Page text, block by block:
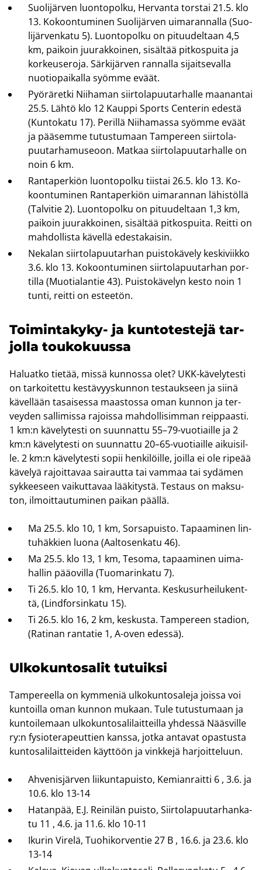
Suo­li­jär­ven luon­to­pol­ku, Her­van­ta tors­tai 21.5. klo
13. Ko­koon­tu­mi­nen Suo­li­jär­ven ui­ma­ran­nal­la (Suo­
li­jär­ven­ka­tu 5). Luon­to­pol­ku on pi­tuu­del­taan 4,5
km, pai­koin juu­rak­koi­nen, si­säl­tää pit­kos­pui­ta ja
kor­keus­e­ro­ja. Sär­ki­jär­ven ran­nal­la si­jait­se­val­la
nuo­tio­pai­kal­la syöm­me eväät.
Pyö­rä­ret­ki Nii­ha­man siir­to­la­puu­tar­hal­le maa­nan­tai
25.5. Lähtö klo 12 Kaup­pi Sports Cen­te­rin edes­tä
(Kun­to­ka­tu 17). Pe­ril­lä Nii­ha­mas­sa syöm­me eväät
ja pää­sem­me tu­tus­tu­maan Tam­pe­reen siir­to­la­
puu­tar­ha­museoon. Mat­kaa siir­to­la­puu­tar­hal­le on
noin 6 km.
Ran­ta­per­kiön luon­to­pol­ku tiis­tai 26.5. klo 13. Ko­
koon­tu­mi­nen Ran­ta­per­kiön ui­ma­ran­nan lä­his­töl­lä
(Tal­vi­tie 2). Luon­to­pol­ku on pi­tuu­del­taan 1,3 km,
pai­koin juu­rak­koi­nen, si­säl­tää pit­kos­pui­ta. Reit­ti on
mah­dol­lis­ta kä­vel­lä edes­ta­kai­sin.
Ne­ka­lan siir­to­la­puu­tar­han puis­to­kä­ve­ly kes­ki­viik­ko
3.6. klo 13. Ko­koon­tu­mi­nen siir­to­la­puu­tar­han por­
til­la (Muo­tia­lan­tie 43). Puis­to­kä­ve­lyn kesto noin 1
tunti, reit­ti on es­tee­tön.
Toimintakyky-​ ja kun­to­tes­te­jä tar­
jol­la tou­ko­kuus­sa
Ha­luat­ko tie­tää, missä kun­nos­sa olet? UKK-​kävelytesti
on tar­koi­tet­tu kes­tä­vyys­kun­non tes­tauk­seen ja siinä
kä­vel­lään ta­sai­ses­sa maas­tos­sa oman kun­non ja ter­
vey­den sal­li­mis­sa ra­jois­sa mah­dol­li­sim­man reip­paas­ti.
1 km:n kä­ve­ly­tes­ti on suun­nat­tu 55–79-​vuotiaille ja 2
km:n kä­ve­ly­tes­ti on suun­nat­tu 20–65-​vuotiaille ai­kui­sil­
le. 2 km:n kä­ve­ly­tes­ti sopii hen­ki­löil­le, joil­la ei ole ri­pe­ää
kä­ve­lyä ra­joit­ta­vaa sai­raut­ta tai vam­maa tai sy­dä­men
syk­kee­seen vai­kut­ta­vaa lää­ki­tys­tä. Tes­taus on mak­su­
ton, il­moit­tau­tu­mi­nen pai­kan pääl­lä.
Ma 25.5. klo 10, 1 km, Sors­a­puis­to. Ta­paa­mi­nen lin­
tu­häk­kien luona (Aal­to­sen­ka­tu 46).
Ma 25.5. klo 13, 1 km, Te­so­ma, ta­paa­mi­nen ui­ma­
hal­lin pää­ovil­la (Tuo­ma­rin­ka­tu 7).
Ti 26.5. klo 10, 1 km, Her­van­ta. Kes­kusur­hei­lu­kent­
tä, (Lind­for­sin­ka­tu 15).
Ti 26.5. klo 16, 2 km, kes­kus­ta. Tam­pe­reen sta­dion,
(Ra­ti­nan ran­ta­tie 1, A-​oven edes­sä).
Ul­ko­kun­to­sa­lit tu­tuik­si
Tam­pe­reel­la on kym­me­niä ul­ko­kun­to­sa­le­ja jois­sa voi
kun­toil­la oman kun­non mu­kaan. Tule tu­tus­tu­maan ja
kun­toi­le­maan ul­ko­kun­to­sa­li­lait­teil­la yh­des­sä Nääs­vil­le
ry:n fy­sio­te­ra­peut­tien kans­sa, jotka an­ta­vat opas­tus­ta
kun­to­sa­li­lait­tei­den käyt­töön ja vink­ke­jä har­joit­te­luun.
Ah­ve­nis­jär­ven lii­kun­ta­puis­to, Ke­mian­rait­ti 6 , 3.6. ja
10.6. klo 13-14
Ha­tan­pää, E.J. Rei­ni­län puis­to, Siir­to­la­puu­tar­han­ka­
tu 11 , 4.6. ja 11.6. klo 10-11
Iku­rin Vi­re­lä, Tuo­hi­kor­ven­tie 27 B , 16.6. ja 23.6. klo
13-14